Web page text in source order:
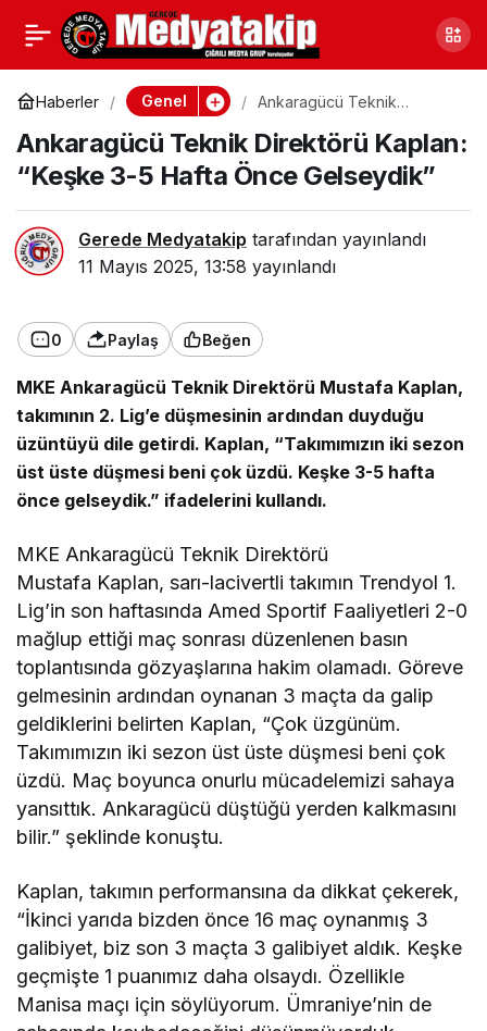
Haberler Genel
Ankaragücü Teknik
5 Hafta Önce Gelseydik”
Ankaragücü Teknik Direktörü Kaplan:
“Keşke 3-5 Hafta Önce Gelseydik”
Gerede Medyatakip tarafından yayınlandı
11 Mayıs 2025, 13:58 yayınlandı
0 Paylaş Beğen
MKE Ankaragücü Teknik Direktörü Mustafa Kaplan,
takımının 2. Lig’e düşmesinin ardından duyduğu
üzüntüyü dile getirdi. Kaplan, “Takımımızın iki sezon
üst üste düşmesi beni çok üzdü. Keşke 3-5 hafta
önce gelseydik.” ifadelerini kullandı.
MKE Ankaragücü Teknik Direktörü
Mustafa Kaplan, sarı-lacivertli takımın Trendyol 1.
Lig’in son haftasında Amed Sportif Faaliyetleri 2-0
mağlup ettiği maç sonrası düzenlenen basın
toplantısında gözyaşlarına hakim olamadı. Göreve
gelmesinin ardından oynanan 3 maçta da galip
geldiklerini belirten Kaplan, “Çok üzgünüm.
Takımımızın iki sezon üst üste düşmesi beni çok
üzdü. Maç boyunca onurlu mücadelemizi sahaya
yansıttık. Ankaragücü düştüğü yerden kalkmasını
bilir.” şeklinde konuştu.
Kaplan, takımın performansına da dikkat çekerek,
“İkinci yarıda bizden önce 16 maç oynanmış 3
galibiyet, biz son 3 maçta 3 galibiyet aldık. Keşke
geçmişte 1 puanımız daha olsaydı. Özellikle
Manisa maçı için söylüyorum. Ümraniye’nin de
Çorum Oğuzlar’da
Aşure İkram Edildi
Paylaş